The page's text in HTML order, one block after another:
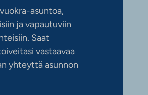
asuntoa,
ja vapautuviin
Saat
vastaavaa
yhteyttä asunnon